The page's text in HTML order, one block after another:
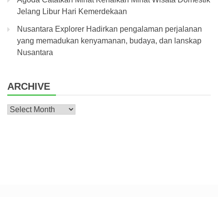
Jelang Libur Hari Kemerdekaan
Nusantara Explorer Hadirkan pengalaman perjalanan
yang memadukan kenyamanan, budaya, dan lanskap
Nusantara
ARCHIVE
Archive